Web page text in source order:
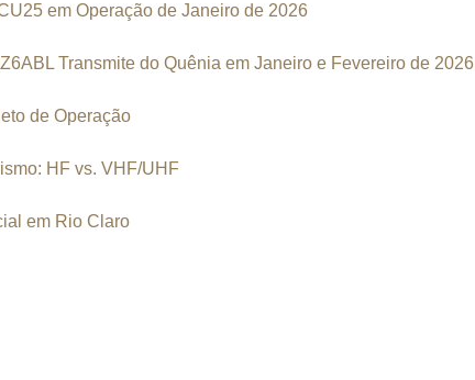
em Operação de Janeiro de 2026
Transmite do Quênia em Janeiro e Fevereiro de 2026
de Operação
HF vs. VHF/UHF
em Rio Claro